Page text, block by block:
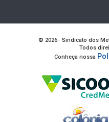
© 2026 · Sindicato dos
Todos
Conheça nossa